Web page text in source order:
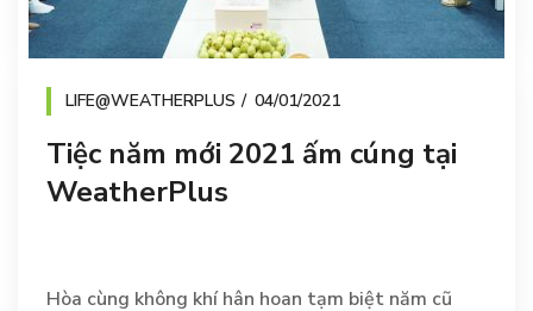
LIFE@WEATHERPLUS 04/01/2021
Tiệc năm mới 2021 ấm cúng tại
WeatherPlus
Hòa cùng không khí hân hoan tạm biệt năm cũ